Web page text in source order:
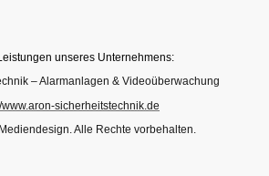
unseres Unternehmens:
– Alarmanlagen & Videoüberwachung
www.aron-sicherheitstechnik.de
Alle Rechte vorbehalten.